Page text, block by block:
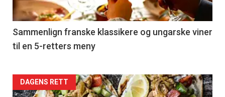
-
5
Sammenlign franske klassikere og ungarske viner
til en 5-retters meny
Forsiden
DAGENS RETT